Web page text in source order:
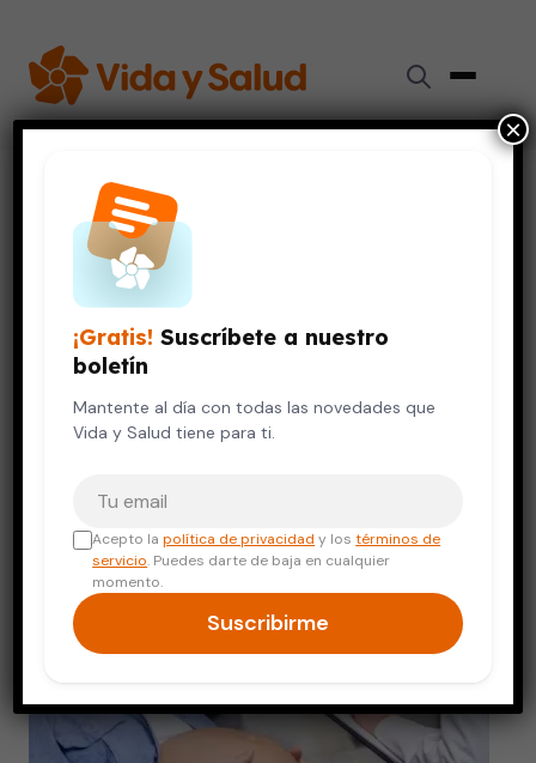
Embarazo y Bebés
El embarazo y los cambios en el cerebro de la mujer
EMBARAZO Y BEBÉS
El embarazo y los cambios en
el cerebro de la mujer
12 de noviembre, 2024 5 min de lectura
¡Gratis! Suscríbete a nuestro
boletín
Mantente al día con todas las novedades que
Vida y Salud tiene para ti.
Acepto lapolítica de privacidad y lostérminos de
servicio. Puedes darte de baja en cualquier
momento.
Suscribirme
×